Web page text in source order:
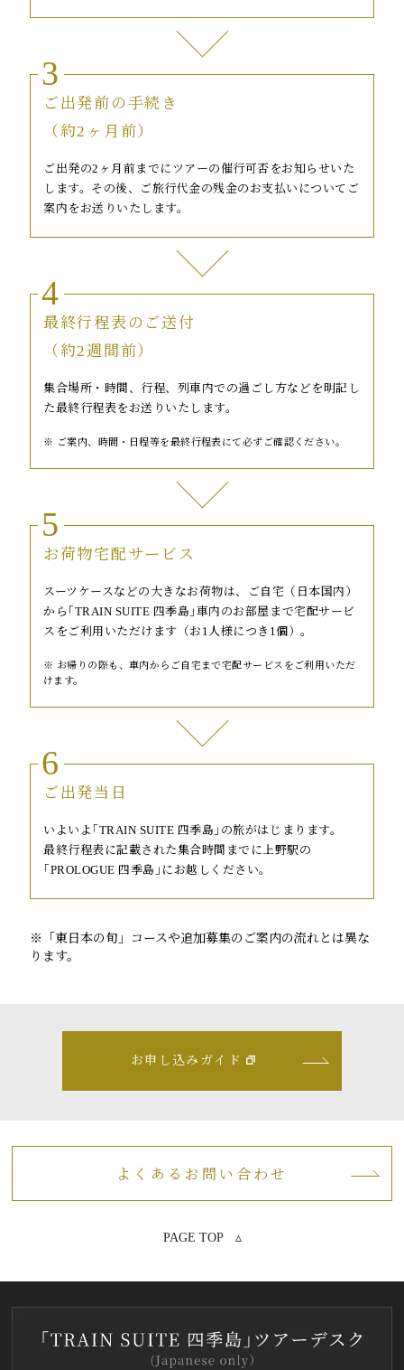
3
ご出発前の手続き
（約2ヶ月前）
ご出発の2ヶ月前までにツアーの催行可否をお知らせいた
します。その後、ご旅行代金の残金のお支払いについてご
案内をお送りいたします。
4
最終行程表のご送付
（約2週間前）
集合場所・時間、行程、列車内での過ごし方などを明記し
た最終行程表をお送りいたします。
ご案内、時間・日程等を最終行程表にて必ずご確認ください。
5
お荷物宅配サービス
スーツケースなどの大きなお荷物は、ご自宅（日本国内）
から｢TRAIN SUITE 四季島｣車内のお部屋まで宅配サービ
スをご利用いただけます（お1人様につき1個）。
お帰りの際も、車内からご自宅まで宅配サービスをご利用いただ
けます。
6
ご出発当日
いよいよ｢TRAIN SUITE 四季島｣の旅がはじまります。
最終行程表に記載された集合時間までに上野駅の
｢PROLOGUE 四季島｣にお越しください。
※「東日本の旬」コースや追加募集のご案内の流れとは異な
ります。
お申し込みガイド
よくあるお問い合わせ
PAGE TOP ▵